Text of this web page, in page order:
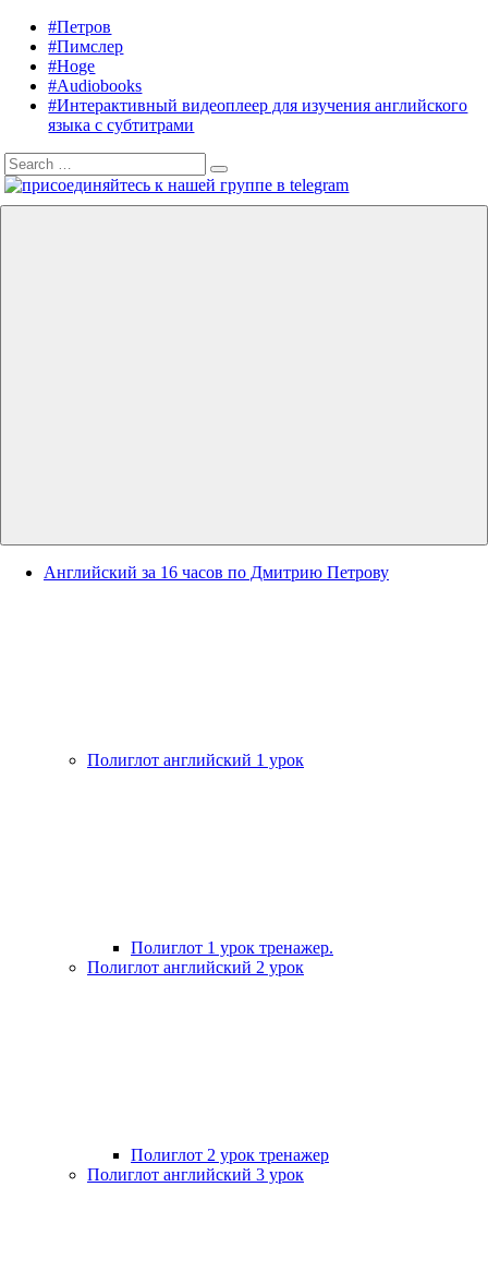
content
Listening
English
Audiobooks
English,
Petrov
English
#Петров
#Пимслер
#Hoge
#Audiobooks
#Интерактивный видеоплеер для изучения английского
языка с субтитрами
Search
for:
Search
Английский за 16 часов по Дмитрию Петрову
Полиглот английский 1 урок
Полиглот 1 урок тренажер.
Полиглот английский 2 урок
Полиглот 2 урок тренажер
Полиглот английский 3 урок